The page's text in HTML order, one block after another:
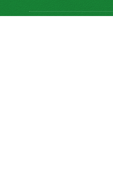
کسب رتبه الف در ارزیابی 1401 نشریات توسط وزارت علوم،